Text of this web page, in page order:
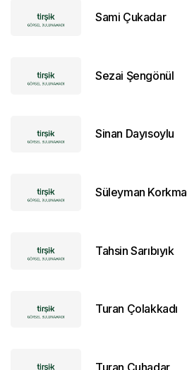
Sami Çukadar
Sezai Şengönül
Sinan Dayısoylu
Süleyman
Tahsin Sarıbıyık
Turan Çolakkadı
Turan Çuhadar